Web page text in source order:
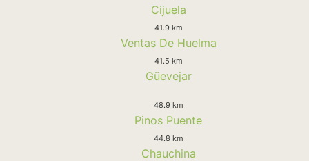
Cijuela
41.9 km
Ventas De Huelma
41.5 km
Güevejar
48.9 km
Pinos Puente
44.8 km
Chauchina